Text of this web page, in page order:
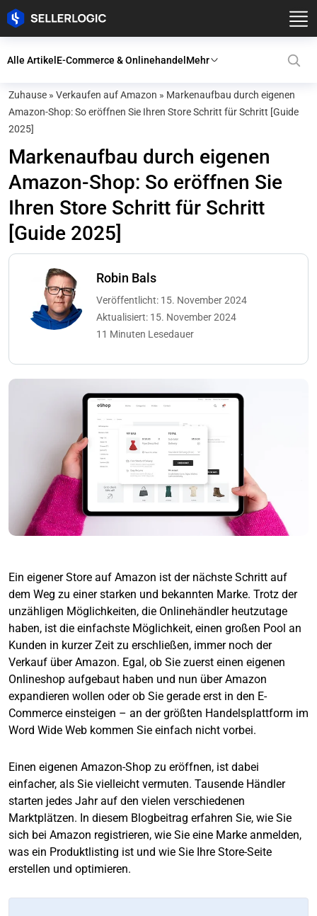
Alle ArtikelE-Commerce & OnlinehandelMehr
Zuhause » Verkaufen auf Amazon » Markenaufbau durch eigenen
Amazon-Shop: So eröffnen Sie Ihren Store Schritt für Schritt [Guide
2025]
Markenaufbau durch eigenen
Amazon-Shop: So eröffnen Sie
Ihren Store Schritt für Schritt
[Guide 2025]
Robin Bals
Veröffentlicht: 15. November 2024
Aktualisiert: 15. November 2024
11 Minuten Lesedauer
Ein eigener Store auf Amazon ist der nächste Schritt auf
dem Weg zu einer starken und bekannten Marke. Trotz der
unzähligen Möglichkeiten, die Onlinehändler heutzutage
haben, ist die einfachste Möglichkeit, einen großen Pool an
Kunden in kurzer Zeit zu erschließen, immer noch der
Verkauf über Amazon. Egal, ob Sie zuerst einen eigenen
Onlineshop aufgebaut haben und nun über Amazon
expandieren wollen oder ob Sie gerade erst in den E-
Commerce einsteigen – an der größten Handelsplattform im
Word Wide Web kommen Sie einfach nicht vorbei.
Einen eigenen Amazon-Shop zu eröffnen, ist dabei
einfacher, als Sie vielleicht vermuten. Tausende Händler
starten jedes Jahr auf den vielen verschiedenen
Marktplätzen. In diesem Blogbeitrag erfahren Sie, wie Sie
sich bei Amazon registrieren, wie Sie eine Marke anmelden,
was ein Produktlisting ist und wie Sie Ihre Store-Seite
erstellen und optimieren.